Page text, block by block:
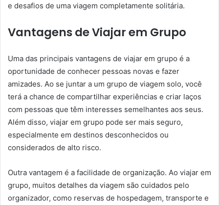
e desafios de uma viagem completamente solitária.
Vantagens de Viajar em Grupo
Uma das principais vantagens de viajar em grupo é a
oportunidade de conhecer pessoas novas e fazer
amizades. Ao se juntar a um grupo de viagem solo, você
terá a chance de compartilhar experiências e criar laços
com pessoas que têm interesses semelhantes aos seus.
Além disso, viajar em grupo pode ser mais seguro,
especialmente em destinos desconhecidos ou
considerados de alto risco.
Outra vantagem é a facilidade de organização. Ao viajar em
grupo, muitos detalhes da viagem são cuidados pelo
organizador, como reservas de hospedagem, transporte e